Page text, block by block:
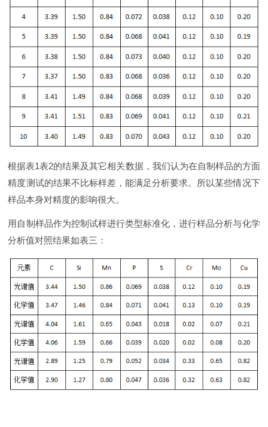
根据表1表2的结果及其它相关数据，我们认为在自制样品的方面
精度测试的结果不比标样差，能满足分析要求。所以某些情况下
样品本身对精度的影响很大。
用自制样品作为控制试样进行类型标准化，进行样品分析与化学
分析值对照结果如表三：